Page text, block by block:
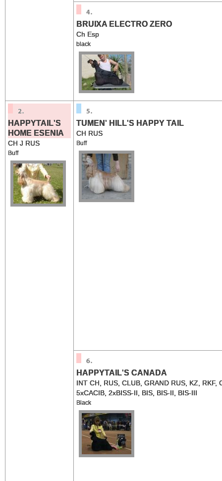
BRUIXA ELECTRO ZERO
Ch Esp
black
HAPPYTAIL'S
HOME ESENIA
CH J RUS
Buff
TUMEN' HILL'S HAPPY TAIL
CH RUS
Buff
HAPPYTAIL'S CANADA
INT CH, RUS, CLUB, GRAND RUS, KZ, RKF,
5xCACIB, 2xBISS-II, BIS, BIS-II, BIS-III
Black